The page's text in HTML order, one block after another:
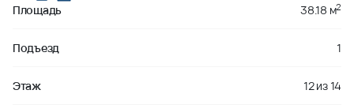
Площадь 38.18 м2
Подъезд 1
Этаж 12из14